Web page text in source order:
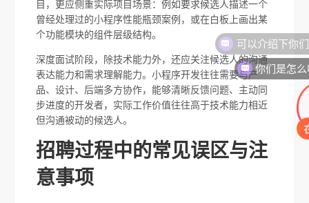
目，更应侧重实际项目场景：例如要求候选人描述一个
曾经处理过的小程序性能瓶颈案例，或在白板上画出某
个功能模块的组件层级结构。
深度面试阶段，除技术能力外，还应关注候选人的沟通
表达能力和需求理解能力。小程序开发往往需要与产
品、设计、后端多方协作，能够清晰反馈问题、主动同
步进度的开发者，实际工作价值往往高于技术能力相近
但沟通被动的候选人。
招聘过程中的常见误区与注
意事项
你们是怎